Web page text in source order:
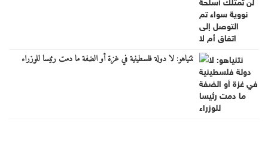
نتنياهو: لا دولة فلسطينية في غزة أو الضفة ما دمت رئيسا للوزراء